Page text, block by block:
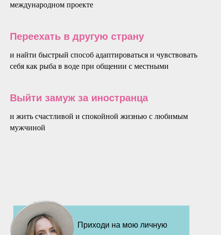
международном проекте
Переехать в другую страну
и найти быстрый способ адаптироваться и чувствовать
себя как рыба в воде при общении с местными
Выйти замуж за иностранца
и жить счастливой и спокойной жизнью с любимым
мужчиной
Приходи на мою личную